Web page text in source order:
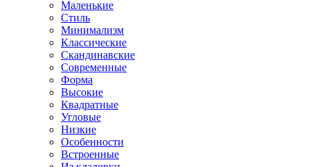
Маленькие
Стиль
Минимализм
Классические
Скандинавские
Современные
Форма
Высокие
Квадратные
Угловые
Низкие
Особенности
Встроенные